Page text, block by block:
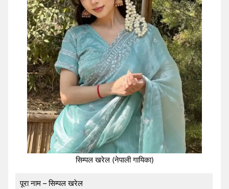
सिम्पल खरेल (नेपाली गायिका)
पूरा नाम – सिम्पल खरेल